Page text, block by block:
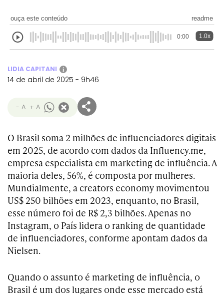
ouça este conteúdo readme
0:00 1.0x
LIDIA CAPITANI i
14 de abril de 2025 - 9h46
- A + A
O Brasil soma 2 milhões de influenciadores digitais
em 2025, de acordo com dados da Influency.me,
empresa especialista em marketing de influência. A
maioria deles, 56%, é composta por mulheres.
Mundialmente, a creators economy movimentou
US$ 250 bilhões em 2023, enquanto, no Brasil,
esse número foi de R$ 2,3 bilhões. Apenas no
Instagram, o País lidera o ranking de quantidade
de influenciadores, conforme apontam dados da
Nielsen.
Quando o assunto é marketing de influência, o
Brasil é um dos lugares onde esse mercado está